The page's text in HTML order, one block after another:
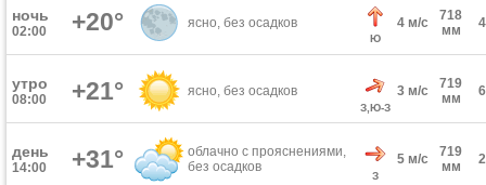
ночь
02:00 +20° ясно, без осадков
Ю
4 м/с
718
мм
утро
08:00 +21° ясно, без осадков
З,Ю-З
3 м/с
719
мм
день
14:00 +31°
облачно с прояснениями,
без осадков
З
5 м/с
719
мм